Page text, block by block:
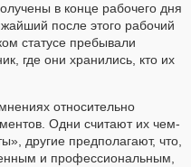
в конце рабочего дня
после этого рабочий
статусе пребывали
где они хранились, кто их
относительно
Одни считают их чем-
другие предполагают, что,
и профессиональным,